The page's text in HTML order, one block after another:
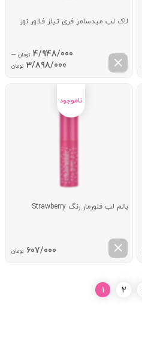
لاک لب میدسامر فری تیلز فلاور نوز
4/948/000 تومان –
3/898/000 تومان
بالم لب فلورمار رنگ Strawberry
607/000 تومان
1 2